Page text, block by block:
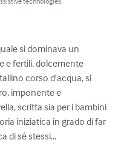
si dominava un
e fertili, dolcemente
corso d'acqua, si
imponente e
scritta sia per i bambini
iniziatica in grado di far
di sé stessi...